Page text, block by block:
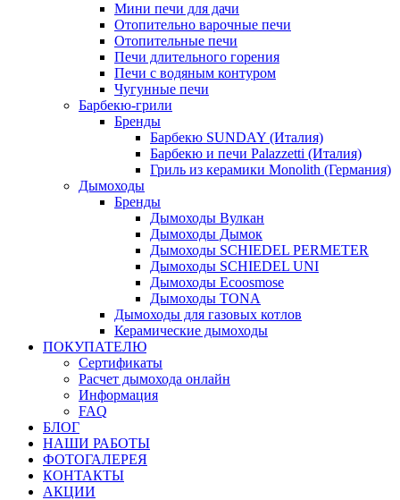
Мини печи для дачи
Отопительно варочные печи
Отопительные печи
Печи длительного горения
Печи с водяным контуром
Чугунные печи
Барбекю-грили
Бренды
Барбекю SUNDAY (Италия)
Барбекю и печи Palazzetti (Италия)
Гриль из керамики Monolith (Германия)
Дымоходы
Бренды
Дымоходы Вулкан
Дымоходы Дымок
Дымоходы SCHIEDEL PERMETER
Дымоходы SCHIEDEL UNI
Дымоходы Ecoosmose
Дымоходы TONA
Дымоходы для газовых котлов
Керамические дымоходы
ПОКУПАТЕЛЮ
Сертификаты
Расчет дымохода онлайн
Информация
FAQ
БЛОГ
НАШИ РАБОТЫ
ФОТОГАЛЕРЕЯ
КОНТАКТЫ
АКЦИИ